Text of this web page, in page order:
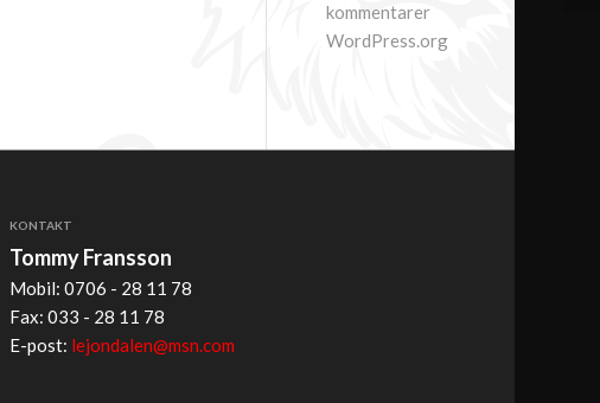
kommentarer
WordPress.org
KONTAKT
Tommy Fransson
Mobil: 0706 - 28 11 78
Fax: 033 - 28 11 78
E-post: lejondalen@msn.com